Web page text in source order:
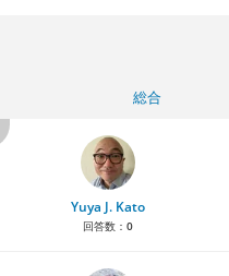
総合
Yuya J. Kato
回答数： 0